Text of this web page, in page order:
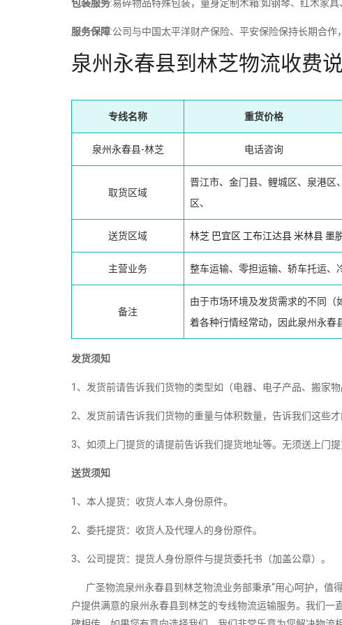
包装服务:易碎物品特殊包装，量身定制木箱:如钢琴、红木家
服务保障:公司与中国太平洋财产保险、平安保险保持长期合
泉州永春县到林芝物流收费
专线名称 重货价格
泉州永春县-林芝 电话咨询
取货区域
晋江市、金门县、鲤城区、泉港区
区、
送货区域 林芝 巴宜区 工布江达县米林县墨
主营业务 整车运输、零担运输、轿车托运、
备注
由于市场环境及发货需求的不同
着各种行情经常动，因此泉州永春
发货须知
1、发货前请告诉我们货物的类型如（电器、电子产品、搬家物
2、发货前请告诉我们货物的重量与体积数量，告诉我们这些才
3、如须上门提货的请提前告诉我们提货地址等。无须送上门提
送货须知
1、本人提货：收货人本人身份原件。
2、委托提货：收货人及代理人的身份原件。
3、公司提货：提货人身份原件与提货委托书（加盖公章）。
广圣物流泉州永春县到林芝物流业务部秉承“用心呵护，值
户提供满意的泉州永春县到林芝的专线物流运输服务。我们